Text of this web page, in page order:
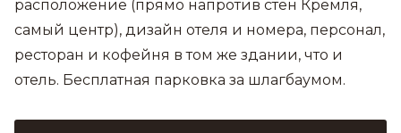
расположение (прямо напротив стен Кремля,
самый центр), дизайн отеля и номера, персонал,
ресторан и кофейня в том же здании, что и
отель. Бесплатная парковка за шлагбаумом.